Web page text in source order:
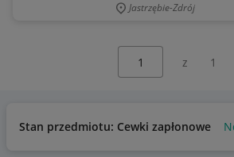
Jastrzębie-Zdrój
z 1
Stan przedmiotu: Cewki zapłonowe